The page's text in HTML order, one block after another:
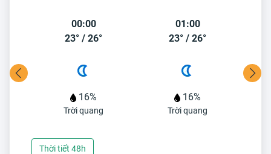
00:00
23° / 26°
16%
Trời quang
01:00
23° / 26°
16%
Trời quang
Thời tiết 48h